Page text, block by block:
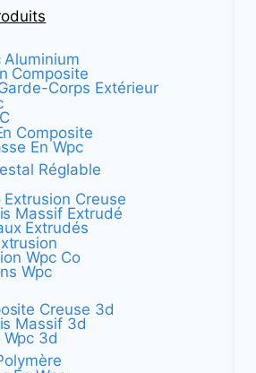
Aluminium
Composite
Corps Extérieur
Composite
En Wpc
Réglable
Creuse
Massif Extrudé
Extrudés
Wpc Co
Wpc
Creuse 3d
Massif 3d
3d